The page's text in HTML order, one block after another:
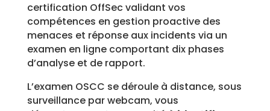
certification OffSec validant vos
compétences en gestion proactive des
menaces et réponse aux incidents via un
examen en ligne comportant dix phases
d’analyse et de rapport.
L’examen OSCC se déroule à distance, sous
surveillance par webcam, vous